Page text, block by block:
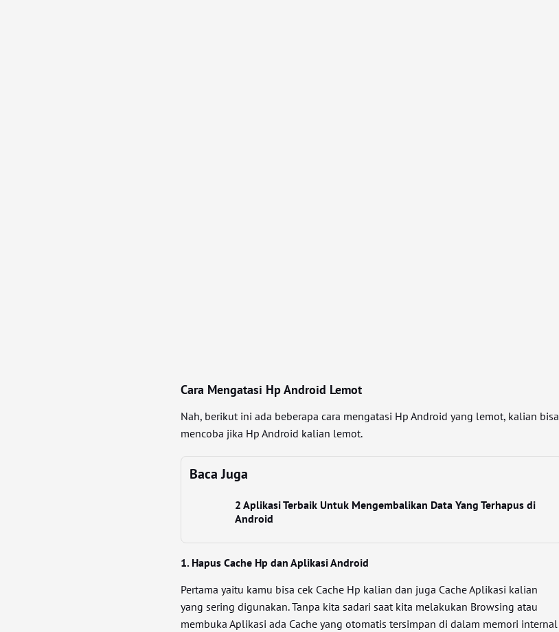
Cara Mengatasi Hp Android Lemot
Nah, berikut ini ada beberapa cara mengatasi Hp Android yang lemot, kalian bisa
mencoba jika Hp Android kalian lemot.
Baca Juga
2 Aplikasi Terbaik Untuk Mengembalikan Data Yang Terhapus di
Android
1. Hapus Cache Hp dan Aplikasi Android
Pertama yaitu kamu bisa cek Cache Hp kalian dan juga Cache Aplikasi kalian
yang sering digunakan. Tanpa kita sadari saat kita melakukan Browsing atau
membuka Aplikasi ada Cache yang otomatis tersimpan di dalam memori internal